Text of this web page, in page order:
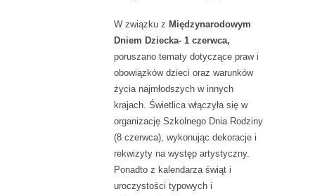
W związku z Międzynarodowym
Dniem Dziecka- 1 czerwca,
poruszano tematy dotyczące praw i
obowiązków dzieci oraz warunków
życia najmłodszych w innych
krajach. Świetlica włączyła się w
organizację Szkolnego Dnia Rodziny
(8 czerwca), wykonując dekoracje i
rekwizyty na występ artystyczny.
Ponadto z kalendarza świąt i
uroczystości typowych i